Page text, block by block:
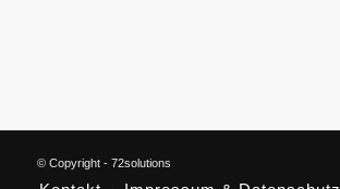
© Copyright - 72solutions